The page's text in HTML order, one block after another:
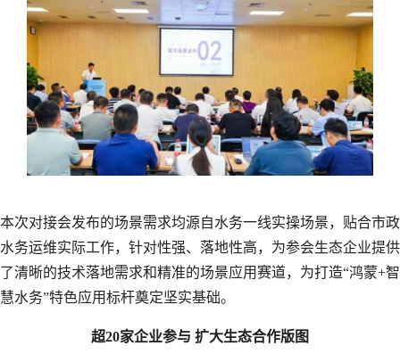
本次对接会发布的场景需求均源自水务一线实操场景，贴合市政
水务运维实际工作，针对性强、落地性高，为参会生态企业提供
了清晰的技术落地需求和精准的场景应用赛道，为打造“鸿蒙+智
慧水务”特色应用标杆奠定坚实基础。
超20家企业参与 扩大生态合作版图